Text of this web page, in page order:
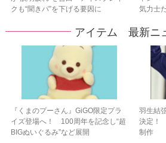
クも“聞きパ”を下げる要因に
気力士
アイテム 最新ニ
『くまのプーさん』GiGO限定プラ
イズ登場へ！ 100周年を記念し“超
BIGぬいぐるみ”など展開
羽生結
決定！
制作